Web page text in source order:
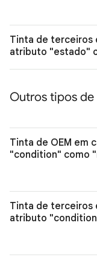
Tinta de terceiros
atributo "estado"
Outros tipos
Tinta de OEM em
"condition" como
Tinta de terceiros
atributo